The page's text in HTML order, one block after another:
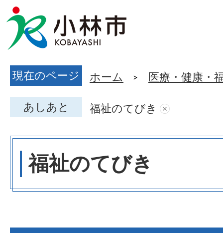
現在のページ ホーム 医療・健康・
あしあと 福祉のてびき
福祉のてびき